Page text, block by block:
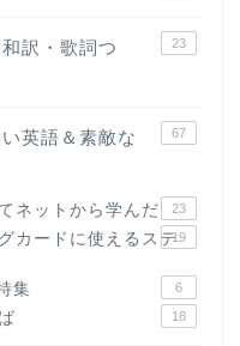
訳・歌詞つ
23
英語＆素敵な
67
ネットから学んだ 23
カードに使えるステ19
集 6
18